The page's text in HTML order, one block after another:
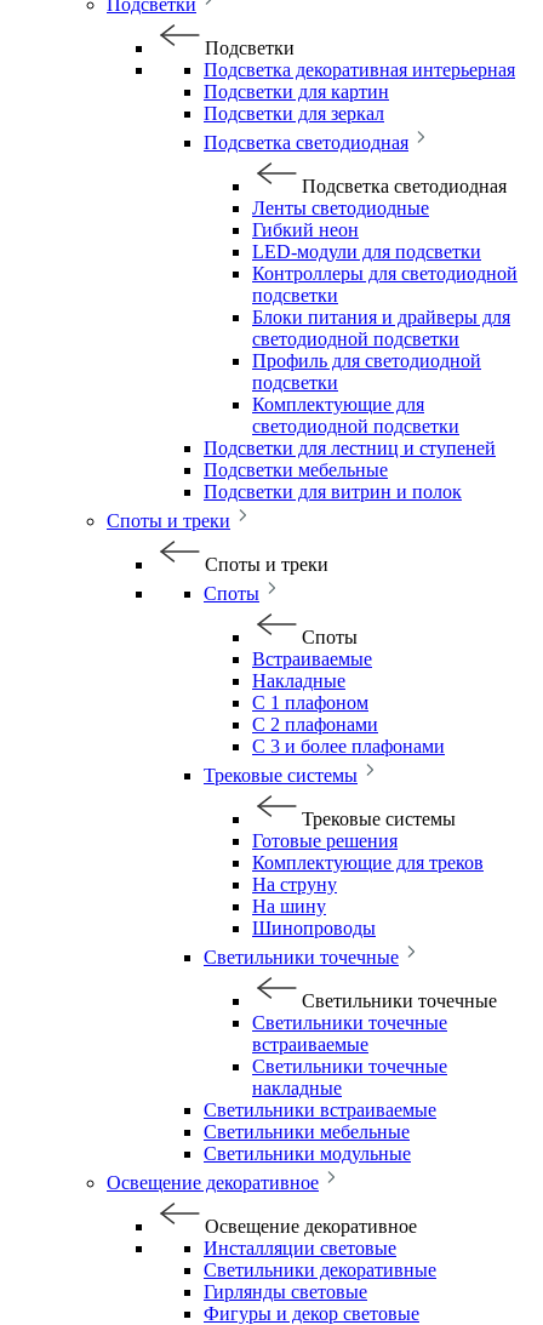
Подсветки
Подсветки
Подсветка декоративная интерьерная
Подсветки для картин
Подсветки для зеркал
Подсветка светодиодная
Подсветка светодиодная
Ленты светодиодные
Гибкий неон
LED-модули для подсветки
Контроллеры для светодиодной
подсветки
Блоки питания и драйверы для
светодиодной подсветки
Профиль для светодиодной
подсветки
Комплектующие для
светодиодной подсветки
Подсветки для лестниц и ступеней
Подсветки мебельные
Подсветки для витрин и полок
Споты и треки
Споты и треки
Споты
Споты
Встраиваемые
Накладные
С 1 плафоном
С 2 плафонами
С 3 и более плафонами
Трековые системы
Трековые системы
Готовые решения
Комплектующие для треков
На струну
На шину
Шинопроводы
Светильники точечные
Светильники точечные
Светильники точечные
встраиваемые
Светильники точечные
накладные
Светильники встраиваемые
Светильники мебельные
Светильники модульные
Освещение декоративное
Освещение декоративное
Инсталляции световые
Светильники декоративные
Гирлянды световые
Фигуры и декор световые